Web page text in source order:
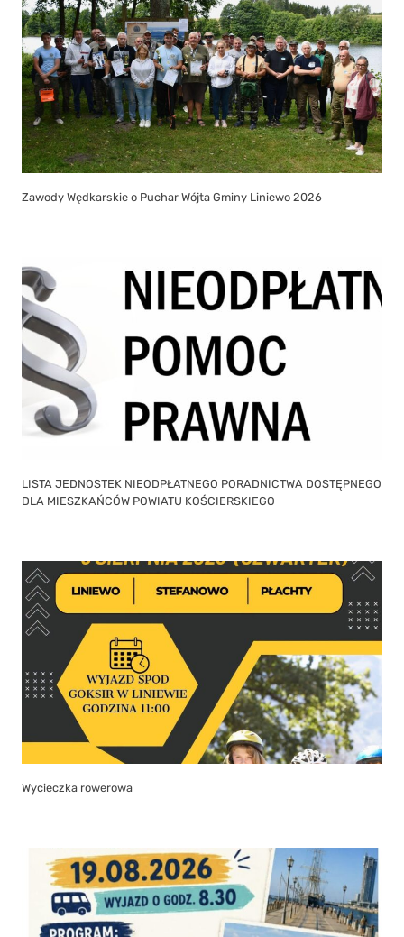
Zawody Wędkarskie o Puchar Wójta Gminy Liniewo 2026
LISTA JEDNOSTEK NIEODPŁATNEGO PORADNICTWA DOSTĘPNEGO
DLA MIESZKAŃCÓW POWIATU KOŚCIERSKIEGO
Wycieczka rowerowa